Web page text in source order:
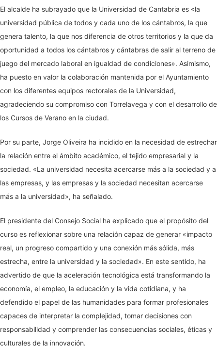
El alcalde ha subrayado que la Universidad de Cantabria es «la
universidad pública de todos y cada uno de los cántabros, la que
genera talento, la que nos diferencia de otros territorios y la que da
oportunidad a todos los cántabros y cántabras de salir al terreno de
juego del mercado laboral en igualdad de condiciones». Asimismo,
ha puesto en valor la colaboración mantenida por el Ayuntamiento
con los diferentes equipos rectorales de la Universidad,
agradeciendo su compromiso con Torrelavega y con el desarrollo de
los Cursos de Verano en la ciudad.
Por su parte, Jorge Oliveira ha incidido en la necesidad de estrechar
la relación entre el ámbito académico, el tejido empresarial y la
sociedad. «La universidad necesita acercarse más a la sociedad y a
las empresas, y las empresas y la sociedad necesitan acercarse
más a la universidad», ha señalado.
El presidente del Consejo Social ha explicado que el propósito del
curso es reflexionar sobre una relación capaz de generar «impacto
real, un progreso compartido y una conexión más sólida, más
estrecha, entre la universidad y la sociedad». En este sentido, ha
advertido de que la aceleración tecnológica está transformando la
economía, el empleo, la educación y la vida cotidiana, y ha
defendido el papel de las humanidades para formar profesionales
capaces de interpretar la complejidad, tomar decisiones con
responsabilidad y comprender las consecuencias sociales, éticas y
culturales de la innovación.